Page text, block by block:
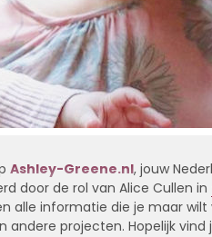
Ashley-Greene.nl, jouw
door de rol van Alice Cullen in
alle informatie die je maar
andere projecten. Hopelijk